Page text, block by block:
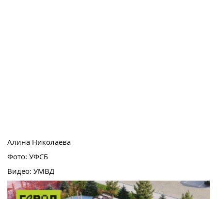
Алина Николаева
Фото: УФСБ
Видео: УМВД